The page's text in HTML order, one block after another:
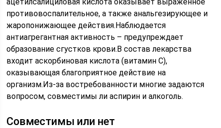
противовоспалительное, а также анальгезирующее и
жаропонижающее действия.Наблюдается
антиагрегантная активность – предупреждает
образование сгустков крови.В состав лекарства
входит аскорбиновая кислота (витамин С),
оказывающая благоприятное действие на
организм.Из-за востребованности многие задаются
вопросом, совместимы ли аспирин и алкоголь.
Совместимы или нет